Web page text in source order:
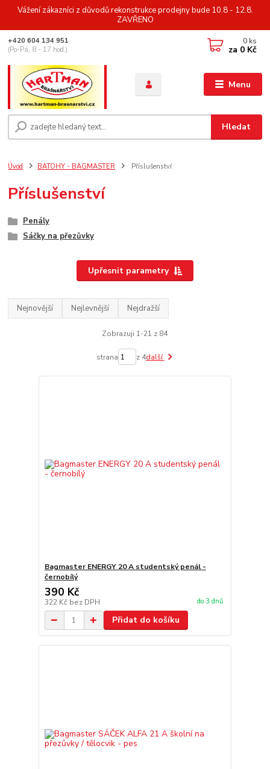
Vážení zákazníci z důvodů rekonstrukce prodejny bude 10.8 - 12.8.
ZAVŘENO
Menu
Hledat
+420 604 134 951
(Po-Pá, 8 - 17 hod.)
0 ks
za 0 Kč
Úvod BATOHY - BAGMASTER Příslušenství
Příslušenství
Penály
Sáčky na přezůvky
Upřesnit parametry
Nejnovější Nejlevnější Nejdražší
Zobrazuji 1-21 z 84
strana z 4další
Bagmaster ENERGY 20 A studentský penál -
černobílý
390 Kč
322 Kč bez DPH do 3 dnů
Přidat do košíku